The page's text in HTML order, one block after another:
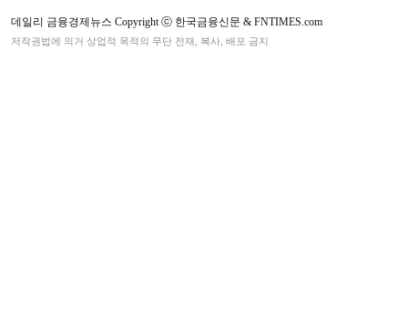
데일리 금융경제뉴스 Copyright ⓒ 한국금융신문 & FNTIMES.com
저작권법에 의거 상업적 목적의 무단 전재, 복사, 배포 금지